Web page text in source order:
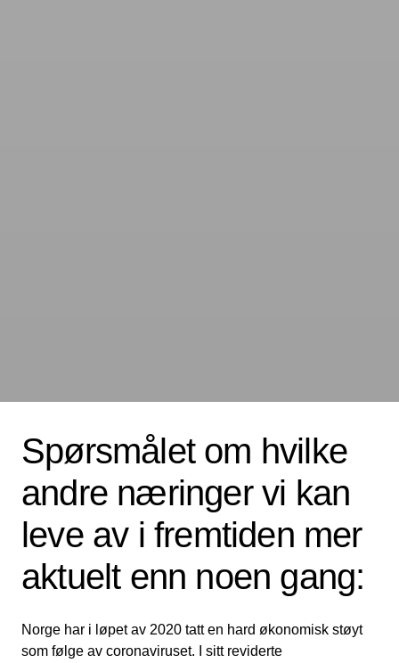
Spørsmålet om hvilke
andre næringer vi kan
leve av i fremtiden mer
aktuelt enn noen gang:
Norge har i løpet av 2020 tatt en hard økonomisk støyt
som følge av coronaviruset. I sitt reviderte